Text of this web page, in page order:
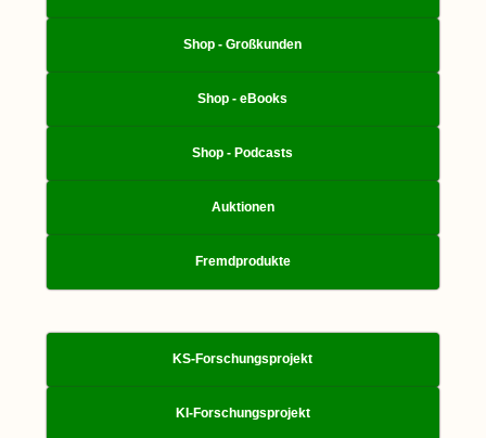
Shop - Großkunden
Shop - eBooks
Shop - Podcasts
Auktionen
Fremdprodukte
KS-Forschungsprojekt
KI-Forschungsprojekt